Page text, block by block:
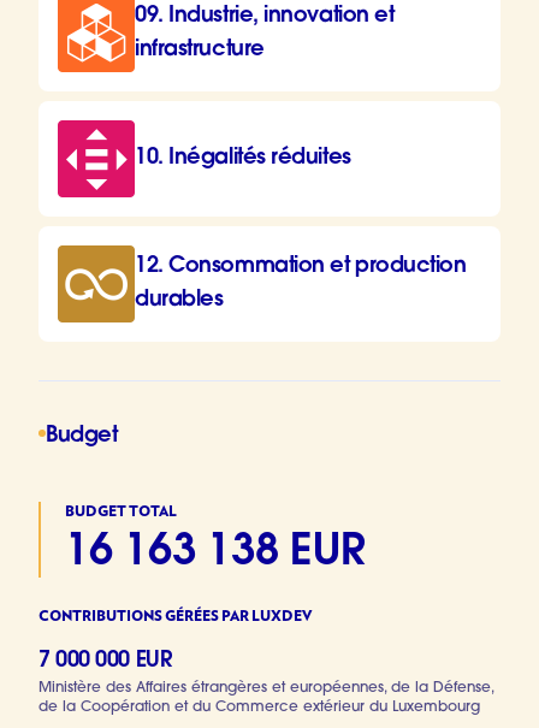
09. Industrie, innovation et
infrastructure
10. Inégalités réduites
12. Consommation et production
durables
Budget
BUDGET TOTAL
16 163 138 EUR
CONTRIBUTIONS GÉRÉES PAR LUXDEV
7 000 000 EUR
Ministère des Affaires étrangères et européennes, de la Défense,
de la Coopération et du Commerce extérieur du Luxembourg